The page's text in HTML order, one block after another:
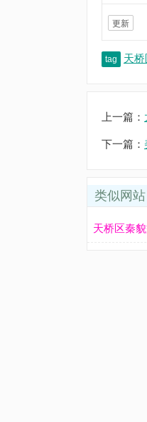
更新
tag 天
上一篇：
下一篇：
类似网站
天桥区秦